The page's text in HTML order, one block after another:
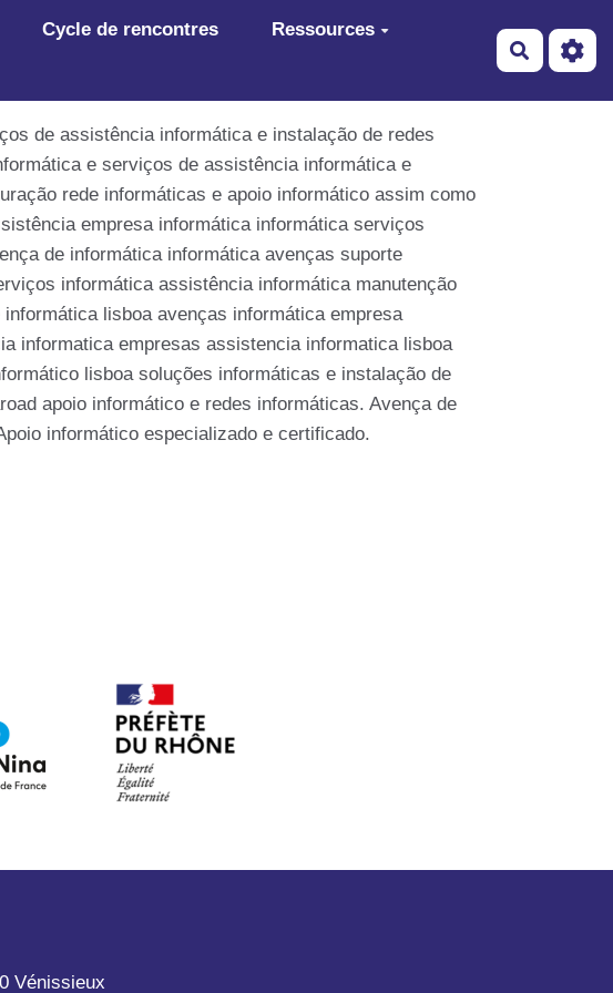
Cycle de rencontres
Ressources
de assistência informática e instalação de redes
e serviços de assistência informática e
rede informáticas e apoio informático assim como
empresa informática informática serviços
de informática informática avenças suporte
informática assistência informática manutenção
lisboa avenças informática empresa
informatica empresas assistencia informatica lisboa
lisboa soluções informáticas e instalação de
apoio informático e redes informáticas. Avença de
informático especializado e certificado.
Vénissieux